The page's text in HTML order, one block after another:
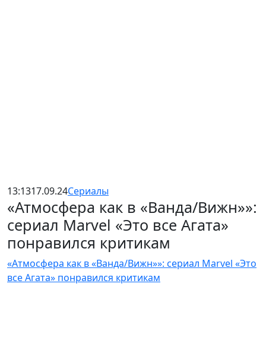
13:1317.09.24Сериалы
«Атмосфера как в «Ванда/Вижн»»:
сериал Marvel «Это все Агата»
понравился критикам
«Атмосфера как в «Ванда/Вижн»»: сериал Marvel «Это
все Агата» понравился критикам